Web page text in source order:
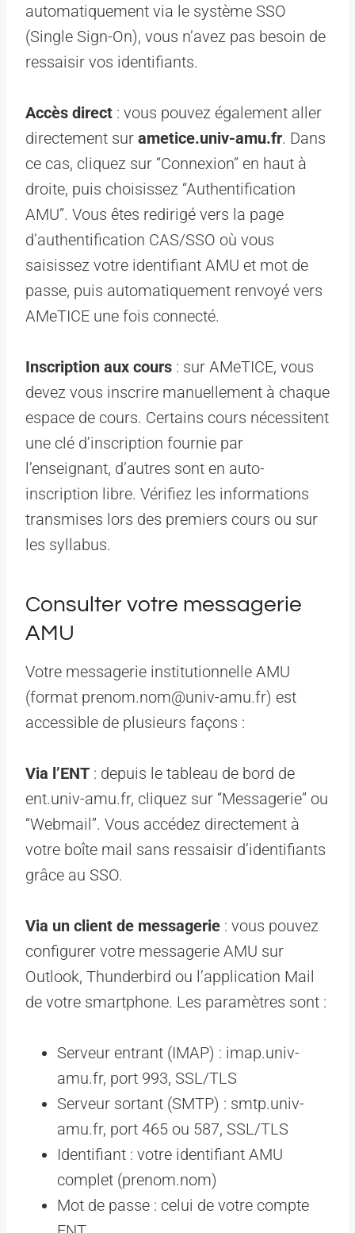
automatiquement via le système SSO
(Single Sign-On), vous n’avez pas besoin de
ressaisir vos identifiants.
Accès direct : vous pouvez également aller
directement sur ametice.univ-amu.fr. Dans
ce cas, cliquez sur “Connexion” en haut à
droite, puis choisissez “Authentification
AMU”. Vous êtes redirigé vers la page
d’authentification CAS/SSO où vous
saisissez votre identifiant AMU et mot de
passe, puis automatiquement renvoyé vers
AMeTICE une fois connecté.
Inscription aux cours : sur AMeTICE, vous
devez vous inscrire manuellement à chaque
espace de cours. Certains cours nécessitent
une clé d’inscription fournie par
l’enseignant, d’autres sont en auto-
inscription libre. Vérifiez les informations
transmises lors des premiers cours ou sur
les syllabus.
Consulter votre messagerie
AMU
Votre messagerie institutionnelle AMU
(format prenom.nom@univ-amu.fr) est
accessible de plusieurs façons :
Via l’ENT : depuis le tableau de bord de
ent.univ-amu.fr, cliquez sur “Messagerie” ou
“Webmail”. Vous accédez directement à
votre boîte mail sans ressaisir d’identifiants
grâce au SSO.
Via un client de messagerie : vous pouvez
configurer votre messagerie AMU sur
Outlook, Thunderbird ou l’application Mail
de votre smartphone. Les paramètres sont :
Serveur entrant (IMAP) : imap.univ-
amu.fr, port 993, SSL/TLS
Serveur sortant (SMTP) : smtp.univ-
amu.fr, port 465 ou 587, SSL/TLS
Identifiant : votre identifiant AMU
complet (prenom.nom)
Mot de passe : celui de votre compte